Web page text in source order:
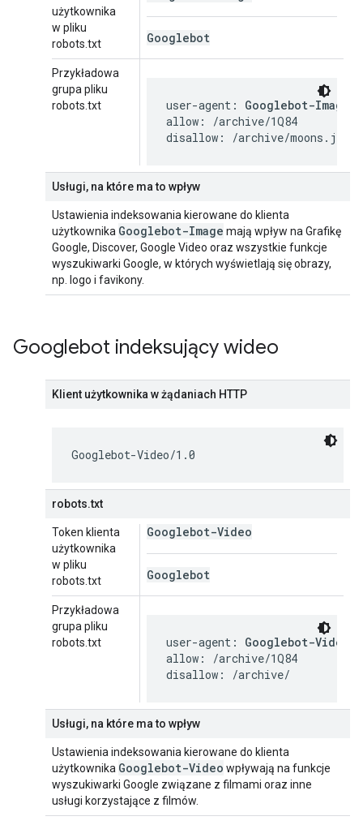
użytkownika
w pliku
robots.txt
Googlebot
Przykładowa
grupa pliku
robots.txt
user-agent: Googlebot-Image
allow: /archive/1Q84
disallow: /archive/moons.jpg
Usługi, na które ma to wpływ
Ustawienia indeksowania kierowane do klienta
użytkownika Googlebot-Image mają wpływ na Grafikę
Google, Discover, Google Video oraz wszystkie funkcje
wyszukiwarki Google, w których wyświetlają się obrazy,
np. logo i favikony.
Googlebot indeksujący wideo
Klient użytkownika w żądaniach HTTP
Googlebot-Video/1.0
robots.txt
Token klienta
użytkownika
w pliku
robots.txt
Googlebot-Video
Googlebot
Przykładowa
grupa pliku
robots.txt
user-agent: Googlebot-Video
allow: /archive/1Q84
disallow: /archive/
Usługi, na które ma to wpływ
Ustawienia indeksowania kierowane do klienta
użytkownika Googlebot-Video wpływają na funkcje
wyszukiwarki Google związane z filmami oraz inne
usługi korzystające z filmów.